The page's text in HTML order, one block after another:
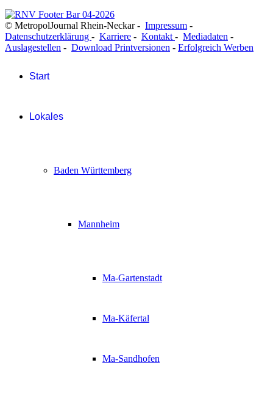
© MetropolJournal Rhein-Neckar - Impressum -
Datenschutzerklärung - Karriere - Kontakt - Mediadaten -
Auslagestellen - Download Printversionen - Erfolgreich Werben
Start
Lokales
Baden Württemberg
Mannheim
Ma-Gartenstadt
Ma-Käfertal
Ma-Sandhofen